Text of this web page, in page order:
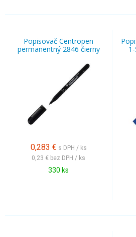
Popisovač Centropen
permanentný 2846 čierny
0,283 € s DPH / ks
0,23 € bez DPH / ks
330 ks